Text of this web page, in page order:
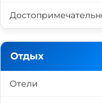
Отдых
Отели